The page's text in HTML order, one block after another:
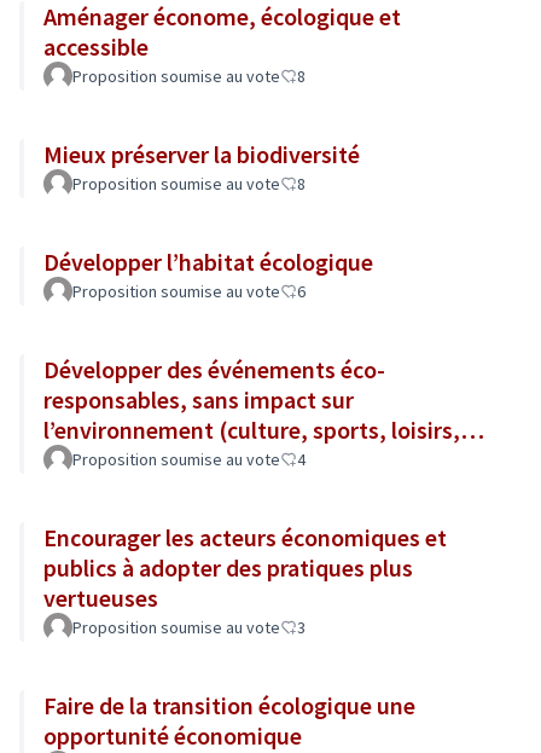
Aménager économe, écologique et
accessible
Proposition soumise au vote 8
Mieux préserver la biodiversité
Proposition soumise au vote 8
Développer l’habitat écologique
Proposition soumise au vote 6
Développer des événements éco-
responsables, sans impact sur
l’environnement (culture, sports, loisirs,
tourisme...)
Proposition soumise au vote 4
Encourager les acteurs économiques et
publics à adopter des pratiques plus
vertueuses
Proposition soumise au vote 3
Faire de la transition écologique une
opportunité économique